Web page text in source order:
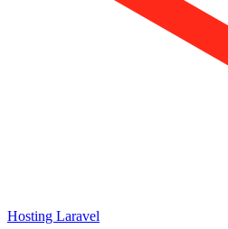
Hosting Laravel